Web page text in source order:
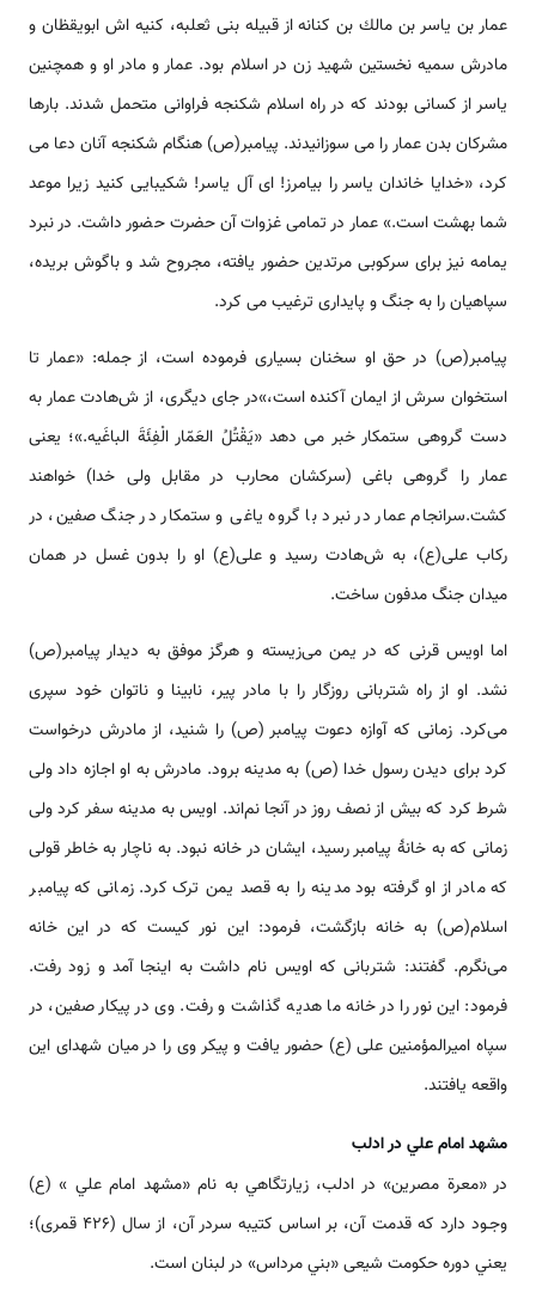
عمار بن ياسر بن مالك بن كنانه از قبيله بنى ثعلبه، كنيه اش ابويقظان و
مادرش سميه نخستين شهيد زن در اسلام بود. عمار و مادر او و همچنين
ياسر از كسانى بودند كه در راه اسلام شكنجه فراوانى متحمل شدند. بار‌‌ها
مشركان بدن عمار را مى سوزانيدند. پيامبر(ص) هنگام شكنجه آنان دعا مى
كرد، «خدايا خاندان ياسر را بيامرز! اى آل ياسر! شكيبايى كنيد زيرا موعد
شما بهشت ‌‌‌‌است.» عمار در تمامى غزوات آن حضرت حضور داشت. در نبرد
يمامه نيز براى سركوبى مرتدين حضور يافته، مجروح شد و باگوش بريده،
سپاهيان را به جنگ و پايدارى ترغيب مى كرد.
پيامبر(ص) در حق او سخنان بسيارى فرموده ‌‌‌‌است، از جمله: «عمار تا
‌‌‌‌استخوان سرش از ايمان آكنده ‌‌‌‌است،»در جاى ديگرى، از ش‌‌هادت عمار به
دست گروهى ستمكار خبر مى دهد «يَقْتُلُ العَمّار الْفِئَةَ الباغَيه.»؛ یعنی
عمار را گروهی باغی (سرکشان محارب در مقابل ولی خدا) خواهند
کشت.سرانجام عمار در نبرد با گروه ياغى و ستمكار در جنگ صفين، در
ركاب على(ع)، به ش‌‌هادت رسيد و على(ع) او را بدون غسل در همان
ميدان جنگ مدفون ساخت.
اما اویس قرنی که در یمن می‌زیسته و هرگز موفق به دیدار پیامبر(ص)
نشد. او از راه شتربانی روزگار را با مادر پیر، نابینا و ناتوان خود سپری
می‏‌کرد. زمانی که آوازه دعوت پیامبر (ص) را شنید، از مادرش درخو‌‌‌‌است
کرد برای دیدن رسول خدا (ص) به مدینه برود. مادرش به او اجازه داد ولی
شرط کرد که بیش از نصف روز در آنجا نم‌‌‌‌‌اند. اویس به مدینه سفر کرد ولی
زمانی که به خانۀ پیامبر رسید، ایشان در خانه نبود. به ناچار به خاطر قولی
که مادر از او گرفته بود مدینه را به قصد یمن ترک کرد. زمانی که پیامبر
اسلام(ص) به خانه بازگشت، فرمود: این نور کیست که در این خانه
می‏‌نگرم. گفتند: شتربانی که اویس نام داشت به اینجا آمد و زود رفت.
فرمود: این نور را در خانه ما هدیه گذاشت و رفت. وی در پیکار صفین، در
سپاه امیرالمؤمنین علی (ع) حضور یافت و پیکر وی را در میان شهدای این
واقعه یافتند.
مشهد امام علي در ادلب
در «معرة مصرين» در ادلب، زيارتگاهي به نام «مشهد امام علي » (ع)
وجـود دارد كه قدمت آن، بر اساس كتيبه سردر آن، از سال (426 قمری)؛
يعني دوره حکومت شیعی «بني مرداس» در لبنان ‌‌‌‌است.